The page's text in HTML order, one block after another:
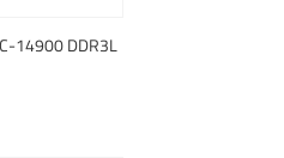
14900 DDR3L